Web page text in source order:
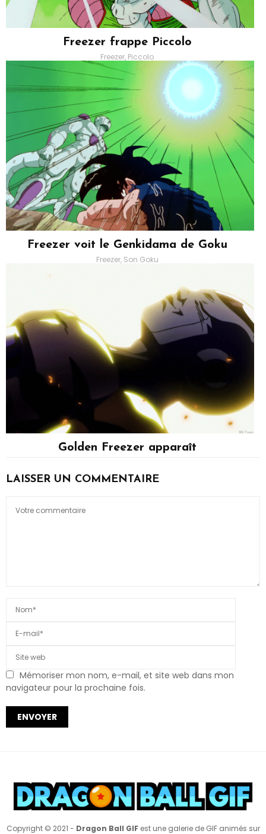
Freezer frappe Piccolo
Freezer, Piccolo
Freezer voit le Genkidama de Goku
Freezer, Son Goku
Golden Freezer apparaît
LAISSER UN COMMENTAIRE
Mémoriser mon nom, e-mail, et site web dans mon
navigateur pour la prochaine fois.
Copyright © 2021 - Dragon Ball GIFest une galerie de GIF animés sur